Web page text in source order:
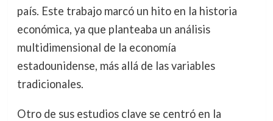
país. Este trabajo marcó un hito en la historia
económica, ya que planteaba un análisis
multidimensional de la economía
estadounidense, más allá de las variables
tradicionales.
Otro de sus estudios clave se centró en la